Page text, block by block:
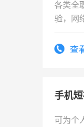
各类全
验，网
有高低
查
可为个